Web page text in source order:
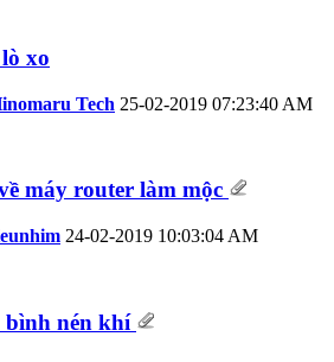
xo
Tech 25-02-2019 07:23:40 AM
máy router làm mộc
24-02-2019 10:03:04 AM
bình nén khí